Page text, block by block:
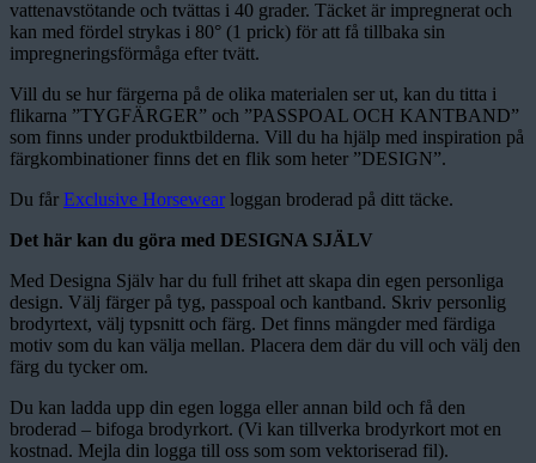
vattenavstötande och tvättas i 40 grader. Täcket är impregnerat och
kan med fördel strykas i 80° (1 prick) för att få tillbaka sin
impregneringsförmåga efter tvätt.
Vill du se hur färgerna på de olika materialen ser ut, kan du titta i
flikarna ”TYGFÄRGER” och ”PASSPOAL OCH KANTBAND”
som finns under produktbilderna. Vill du ha hjälp med inspiration på
färgkombinationer finns det en flik som heter ”DESIGN”.
Du får Exclusive Horsewearloggan broderad på ditt täcke.
Det här kan du göra med DESIGNA SJÄLV
Med Designa Själv har du full frihet att skapa din egen personliga
design. Välj färger på tyg, passpoal och kantband. Skriv personlig
brodyrtext, välj typsnitt och färg. Det finns mängder med färdiga
motiv som du kan välja mellan. Placera dem där du vill och välj den
färg du tycker om.
Du kan ladda upp din egen logga eller annan bild och få den
broderad – bifoga brodyrkort. (Vi kan tillverka brodyrkort mot en
kostnad. Mejla din logga till oss som som vektoriserad fil).